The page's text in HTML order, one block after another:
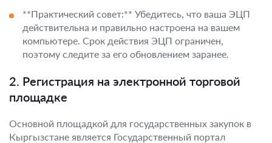
**Практический совет:** Убедитесь, что ваша ЭЦП
действительна и правильно настроена на вашем
компьютере. Срок действия ЭЦП ограничен,
поэтому следите за его обновлением заранее.
2. Регистрация на электронной торговой
площадке
Основной площадкой для государственных закупок в
Кыргызстане является Государственный портал